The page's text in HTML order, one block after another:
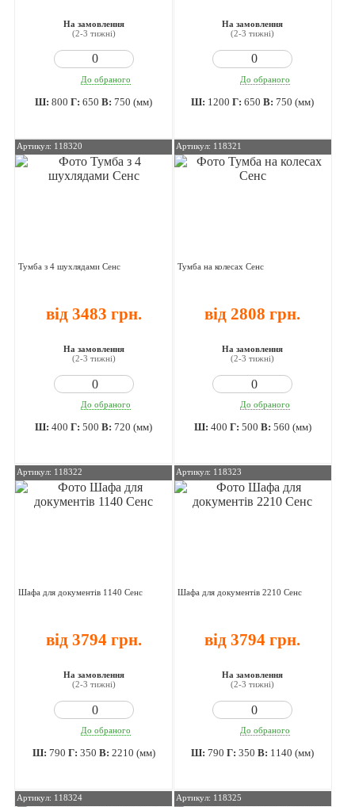
На замовлення
(2-3 тижні)
До обраного
Ш:800 Г:650 В:750 (мм)
На замовлення
(2-3 тижні)
До обраного
Ш: 1200 Г:650 В:750 (мм)
Артикул: 118320
Тумба з 4 шухлядами Сенс
від 3483 грн.
На замовлення
(2-3 тижні)
До обраного
Ш:400 Г:500 В:720 (мм)
Артикул: 118321
Тумба на колесах Сенс
від 2808 грн.
На замовлення
(2-3 тижні)
До обраного
Ш: 400 Г: 500 В: 560 (мм)
Артикул: 118322
Шафа для документів 1140 Сенс
від 3794 грн.
На замовлення
(2-3 тижні)
До обраного
Ш: 790 Г: 350 В: 2210 (мм)
Артикул: 118323
Шафа для документів 2210 Сенс
від 3794 грн.
На замовлення
(2-3 тижні)
До обраного
Ш:790 Г:350 В: 1140 (мм)
Артикул: 118324 Артикул: 118325